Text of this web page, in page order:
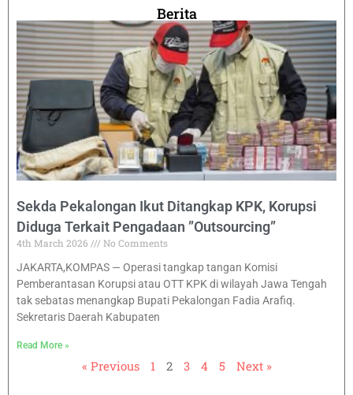
Berita
Sekda Pekalongan Ikut Ditangkap KPK, Korupsi
Diduga Terkait Pengadaan ”Outsourcing”
4th March 2026
No Comments
JAKARTA,KOMPAS — Operasi tangkap tangan Komisi
Pemberantasan Korupsi atau OTT KPK di wilayah Jawa Tengah
tak sebatas menangkap Bupati Pekalongan Fadia Arafiq.
Sekretaris Daerah Kabupaten
Read More »
« Previous 1 2 3 4 5 Next »